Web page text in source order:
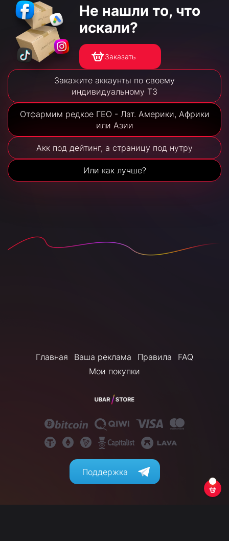
Не нашли то, что
искали?
Заказать
Закажите аккаунты по своему
индивидуальному ТЗ
Отфармим редкое ГЕО - Лат. Америки, Африки
или Азии
Акк под дейтинг, а страницу под нутру
Или как лучше?
Главная Ваша реклама Правила
FAQ
Мои покупки
Поддержка